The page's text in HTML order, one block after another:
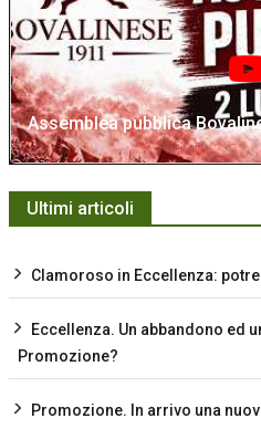
Assemblea pubblica
Ultimi articoli
Clamoroso in Eccellenza:
Eccellenza. Un abbandono ed
Promozione?
Promozione. In arrivo una